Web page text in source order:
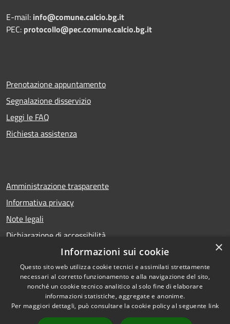
E-mail: info@comune.calcio.bg.it
PEC: protocollo@pec.comune.calcio.bg.it
Prenotazione appuntamento
Segnalazione disservizio
Leggi le FAQ
Richiesta assistenza
Amministrazione trasparente
Informativa privacy
Note legali
Dichiarazione di accessibilità
RSS
Accessibilità
Privacy
Copyright © 2026 • Comune di
Calcio • Powered by
Municipium•Accesso
redazione
×
Informazioni sui cookie
Questo sito web utilizza cookie tecnici e assimilati strettamente
necessari al corretto funzionamento e alla navigazione del sito,
nonché un cookie tecnico analitico al solo fine di elaborare
informazioni statistiche, aggregate e anonime.
Per maggiori dettagli, può consultare la cookie policy al seguente link